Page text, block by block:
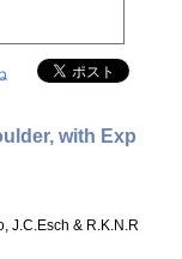
with Exp
J.C.Esch & R.K.N.R